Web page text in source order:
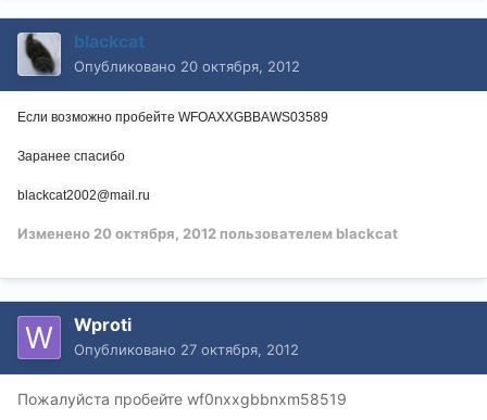
blackcat
Опубликовано 20 октября, 2012
Если возможно пробейте WFOAXXGBBAWS03589
Заранее спасибо
blackcat2002@mail.ru
Изменено 20 октября, 2012 пользователем blackcat
Wproti
Опубликовано 27 октября, 2012
Пожалуйста пробейте wf0nxxgbbnxm58519